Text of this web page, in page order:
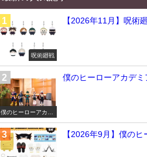
呪術廻戦
【2026年11月】呪術
僕のヒーローアカデ
僕のヒーローアカデミ
【2026年9月】僕の